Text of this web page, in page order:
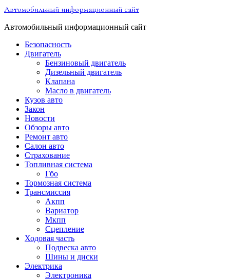
Перейти
содержимому
Автомобильный информационный сайт
Автомобильный информационный сайт
Безопасность
Двигатель
Бензиновый двигатель
Дизельный двигатель
Клапана
Масло в двигатель
Кузов авто
Закон
Новости
Обзоры авто
Ремонт авто
Салон авто
Страхование
Топливная система
Гбо
Тормозная система
Трансмиссия
Акпп
Вариатор
Мкпп
Сцепление
Ходовая часть
Подвеска авто
Шины и диски
Электрика
Электроника